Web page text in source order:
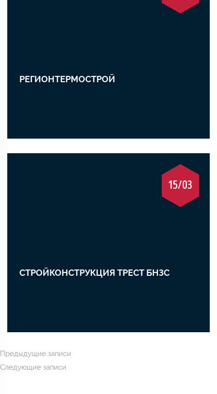
РЕГИОНТЕРМОСТРОЙ
15/03
СТРОЙКОНСТРУКЦИЯ ТРЕСТ БНЗС
Навигация
Предыдущие записи
Следующие записи